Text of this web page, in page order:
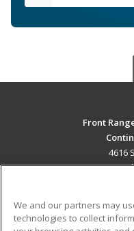
Front
4616
Fort
Career Training
We and our partners may
technologies to collect